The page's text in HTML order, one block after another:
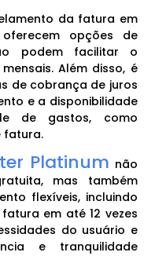
da fatura em
opções de
podem facilitar o
Além disso, é
de cobrança de juros
e a disponibilidade
de gastos, como
fatura.
Platinum não
mas também
flexíveis, incluindo
em até 12 vezes
do usuário e
e tranquilidade